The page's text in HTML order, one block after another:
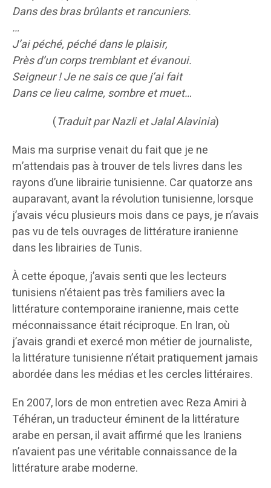
Dans des bras brûlants et rancuniers.
…
J’ai péché, péché dans le plaisir,
Près d’un corps tremblant et évanoui.
Seigneur ! Je ne sais ce que j’ai fait
Dans ce lieu calme, sombre et muet…
(Traduit par Nazli et Jalal Alavinia)
Mais ma surprise venait du fait que je ne
m’attendais pas à trouver de tels livres dans les
rayons d’une librairie tunisienne. Car quatorze ans
auparavant, avant la révolution tunisienne, lorsque
j’avais vécu plusieurs mois dans ce pays, je n’avais
pas vu de tels ouvrages de littérature iranienne
dans les librairies de Tunis.
À cette époque, j’avais senti que les lecteurs
tunisiens n’étaient pas très familiers avec la
littérature contemporaine iranienne, mais cette
méconnaissance était réciproque. En Iran, où
j’avais grandi et exercé mon métier de journaliste,
la littérature tunisienne n’était pratiquement jamais
abordée dans les médias et les cercles littéraires.
En 2007, lors de mon entretien avec Reza Amiri à
Téhéran, un traducteur éminent de la littérature
arabe en persan, il avait affirmé que les Iraniens
n’avaient pas une véritable connaissance de la
littérature arabe moderne.